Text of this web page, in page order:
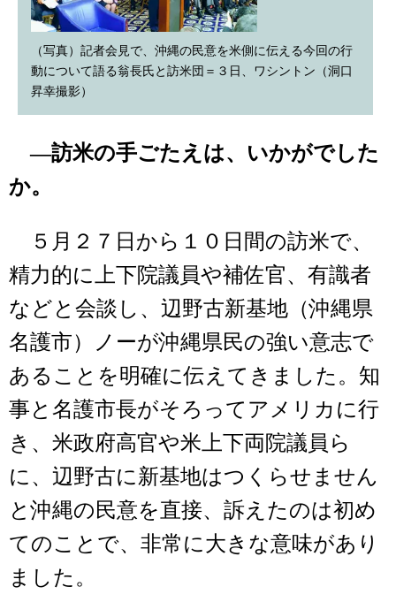
（写真）記者会見で、沖縄の民意を米側に伝える今回の行
動について語る翁長氏と訪米団＝３日、ワシントン（洞口
昇幸撮影）
―訪米の手ごたえは、いかがでした
か。
５月２７日から１０日間の訪米で、
精力的に上下院議員や補佐官、有識者
などと会談し、辺野古新基地（沖縄県
名護市）ノーが沖縄県民の強い意志で
あることを明確に伝えてきました。知
事と名護市長がそろってアメリカに行
き、米政府高官や米上下両院議員ら
に、辺野古に新基地はつくらせません
と沖縄の民意を直接、訴えたのは初め
てのことで、非常に大きな意味があり
ました。